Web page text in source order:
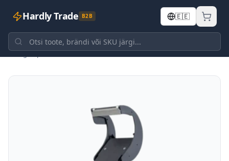
Hardly Trade B2B 🇪🇪
Tagasi poodi